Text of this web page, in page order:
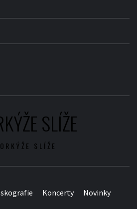
SLÍŽE
SLÍŽE
Koncerty Novinky